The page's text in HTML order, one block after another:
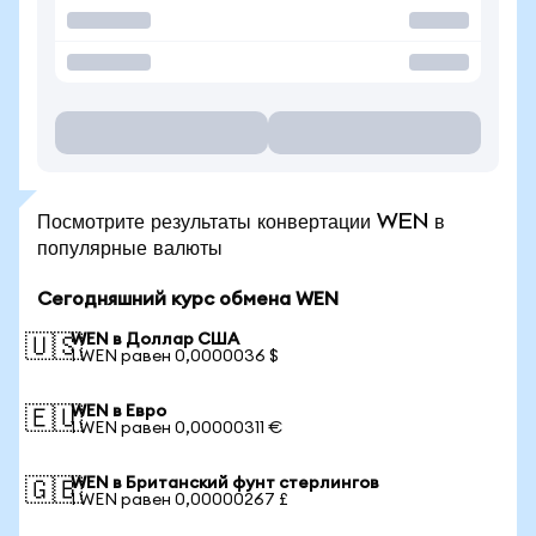
Посмотрите результаты конвертации WEN в
популярные валюты
Сегодняшний курс обмена WEN
🇺🇸WEN в Доллар США
1 WEN равен 0,0000036 $
🇪🇺WEN в Евро
1 WEN равен 0,00000311 €
🇬🇧WEN в Британский фунт стерлингов
1 WEN равен 0,00000267 £